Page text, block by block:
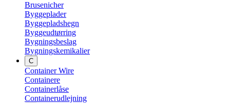
Brusenicher
Byggeplader
Byggepladshegn
Byggeudtørring
Bygningsbeslag
Bygningskemikalier
C
Container Wire
Containere
Containerlåse
Containerudlejning